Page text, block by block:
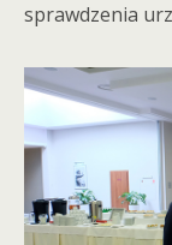
sprawdzenia